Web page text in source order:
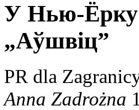
У Нью-Ёрку
„Аўшвіц”
PR dla
Anna Zadrożna